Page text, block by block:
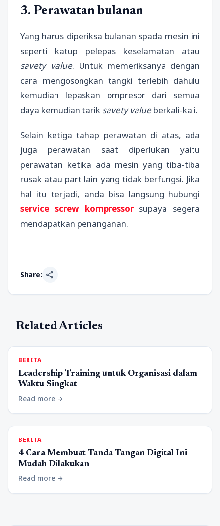
3. Perawatan bulanan
Yang harus diperiksa bulanan spada mesin ini
seperti katup pelepas keselamatan atau
savety value. Untuk memeriksanya dengan
cara mengosongkan tangki terlebih dahulu
kemudian lepaskan ompresor dari semua
daya kemudian tarik savety valueberkali-kali.
Selain ketiga tahap perawatan di atas, ada
juga perawatan saat diperlukan yaitu
perawatan ketika ada mesin yang tiba-tiba
rusak atau part lain yang tidak berfungsi. Jika
hal itu terjadi, anda bisa langsung hubungi
service screw kompressorsupaya segera
mendapatkan penanganan.
Share: share
Related Articles
BERITA
Leadership Training untuk Organisasi dalam
Waktu Singkat
Read more arrow_forward
BERITA
4 Cara Membuat Tanda Tangan Digital Ini
Mudah Dilakukan
Read more arrow_forward